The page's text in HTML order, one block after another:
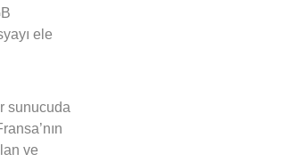
ele
sunucuda
ve